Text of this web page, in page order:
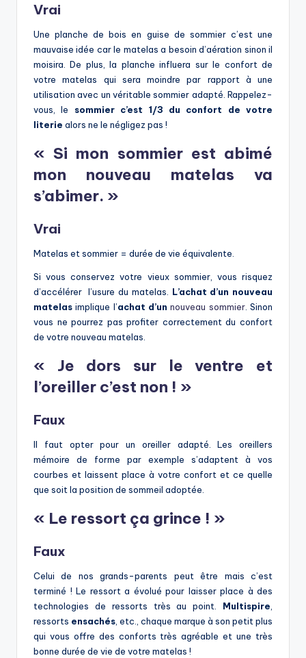
Vrai
Une planche de bois en guise de sommier c’est une
mauvaise idée car le matelas a besoin d’aération sinon il
moisira. De plus, la planche influera sur le confort de
votre matelas qui sera moindre par rapport à une
utilisation avec un véritable sommier adapté. Rappelez-
vous, le sommier c’est 1/3 du confort de votre
literie alors ne le négligez pas !
« Si mon sommier est abimé
mon nouveau matelas va
s’abimer. »
Vrai
Matelas et sommier = durée de vie équivalente.
Si vous conservez votre vieux sommier, vous risquez
d’accélérer l’usure du matelas. L’achat d’un nouveau
matelas implique l’achat d’un nouveau sommier. Sinon
vous ne pourrez pas profiter correctement du confort
de votre nouveau matelas.
« Je dors sur le ventre et
l’oreiller c’est non ! »
Faux
Il faut opter pour un oreiller adapté. Les oreillers
mémoire de forme par exemple s’adaptent à vos
courbes et laissent place à votre confort et ce quelle
que soit la position de sommeil adoptée.
« Le ressort ça grince ! »
Faux
Celui de nos grands-parents peut être mais c’est
terminé ! Le ressort a évolué pour laisser place à des
technologies de ressorts très au point. Multispire,
ressorts ensachés, etc., chaque marque à son petit plus
qui vous offre des conforts très agréable et une très
bonne durée de vie de votre matelas !